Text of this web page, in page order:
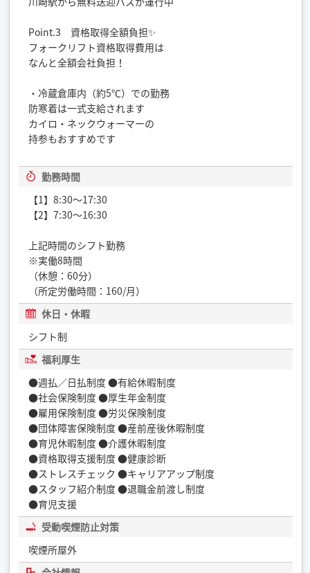
Point.3 資格取得全額負担✨
フォークリフト資格取得費用は
なんと全額会社負担！
・冷蔵倉庫内（約5℃）での勤務
防寒着は一式支給されます
カイロ・ネックウォーマーの
持参もおすすめです
勤務時間
【1】8:30～17:30
【2】7:30～16:30
上記時間のシフト勤務
※実働8時間
（休憩：60分）
（所定労働時間：160/月）
休日・休暇
シフト制
福利厚生
●週払／日払制度 ●有給休暇制度
●社会保険制度 ●厚生年金制度
●雇用保険制度 ●労災保険制度
●団体障害保険制度 ●産前産後休暇制度
●育児休暇制度 ●介護休暇制度
●資格取得支援制度 ●健康診断
●ストレスチェック ●キャリアアップ制度
●スタッフ紹介制度 ●退職金前渡し制度
●育児支援
受動喫煙防止対策
喫煙所屋外